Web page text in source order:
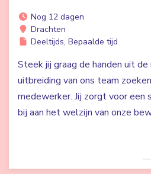
Nog 12 dagen
Drachten
Deeltijds, Bepaalde tijd
Steek jij graag de handen uit
uitbreiding van ons team
medewerker. Jij zorgt voor een
bij aan het welzijn van onze